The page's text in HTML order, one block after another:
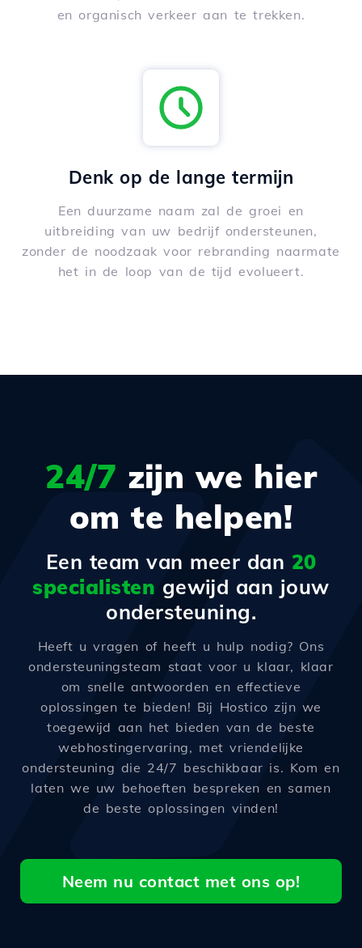
en organisch verkeer aan te trekken.
Denk op de lange termijn
Een duurzame naam zal de groei en
uitbreiding van uw bedrijf ondersteunen,
zonder de noodzaak voor rebranding naarmate
het in de loop van de tijd evolueert.
24/7 zijn we hier
om te helpen!
Een team van meer dan 20
specialisten gewijd aan jouw
ondersteuning.
Heeft u vragen of heeft u hulp nodig? Ons
ondersteuningsteam staat voor u klaar, klaar
om snelle antwoorden en effectieve
oplossingen te bieden! Bij Hostico zijn we
toegewijd aan het bieden van de beste
webhostingervaring, met vriendelijke
ondersteuning die 24/7 beschikbaar is. Kom en
laten we uw behoeften bespreken en samen
de beste oplossingen vinden!
Neem nu contact met ons op!